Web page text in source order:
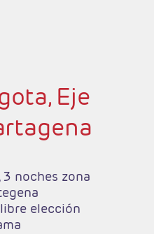
Eje
noches zona
elección